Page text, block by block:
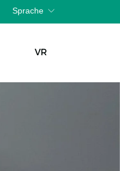
Sprache
VR